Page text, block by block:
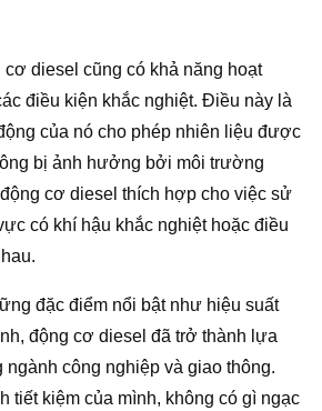
cơ diesel cũng có khả năng hoạt
điều kiện khắc nghiệt. Điều này là
của nó cho phép nhiên liệu được
bị ảnh hưởng bởi môi trường
cơ diesel thích hợp cho việc sử
có khí hậu khắc nghiệt hoặc điều
đặc điểm nổi bật như hiệu suất
động cơ diesel đã trở thành lựa
ngành công nghiệp và giao thông.
tiết kiệm của mình, không có gì ngạc